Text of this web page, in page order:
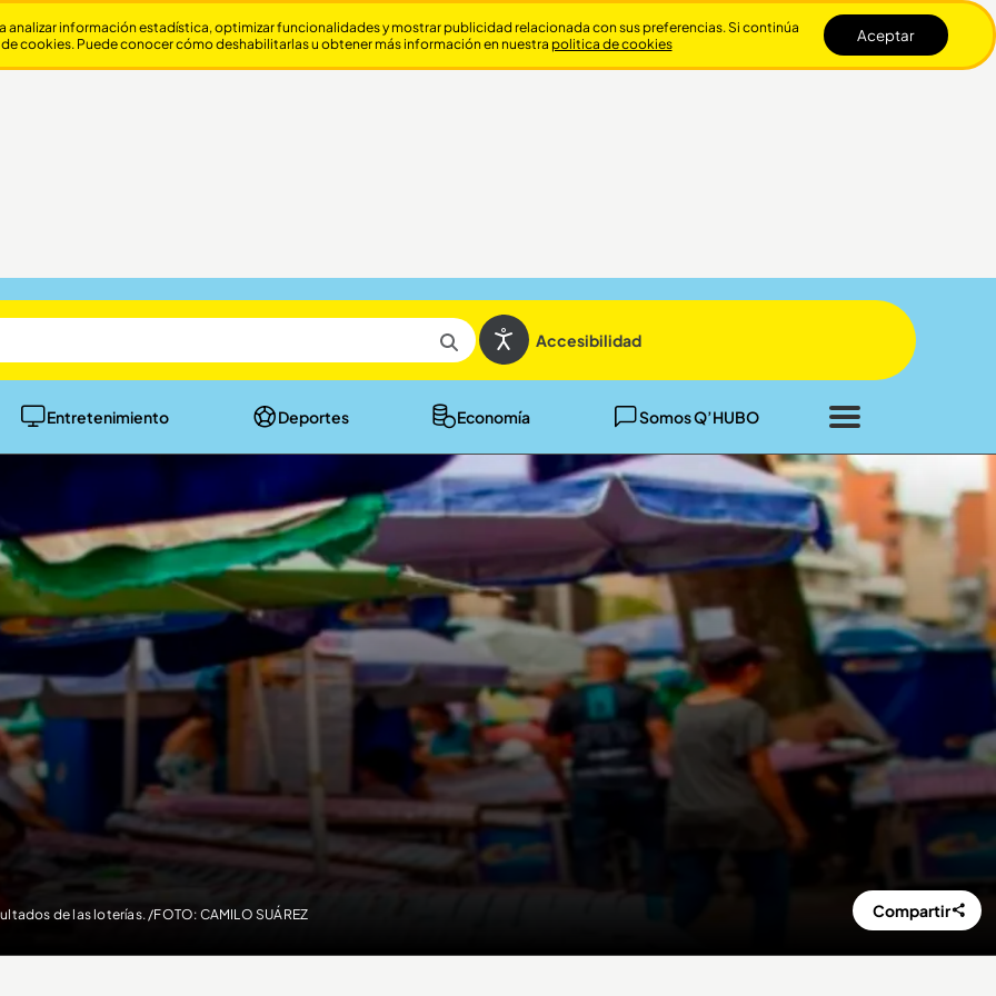
Accesibilidad
Entretenimiento Deportes Economía Somos Q’HUBO
Cerrar
de las loterías. /FOTO: CAMILO SUÁREZ Compartir
información estadística, optimizar funcionalidades y mostrar publicidad relacionada con sus preferencias. Si continúa
cookies. Puede conocer cómo deshabilitarlas u obtener más información en nuestra politica de cookies Aceptar